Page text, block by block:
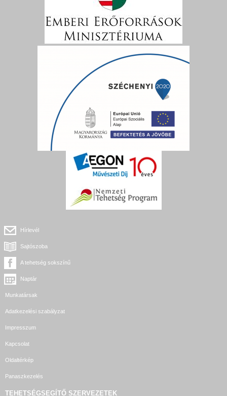
Hírlevél
Sajtószoba
A tehetség sokszínű
Naptár
Munkatársak
Adatkezelési szabályzat
Impresszum
Kapcsolat
Oldaltérkép
Panaszkezelés
TEHETSÉGSEGÍTŐ SZERVEZETEK